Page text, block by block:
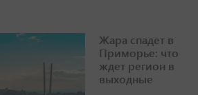
Жара спадет в
Приморье: что
ждет регион в
выходные